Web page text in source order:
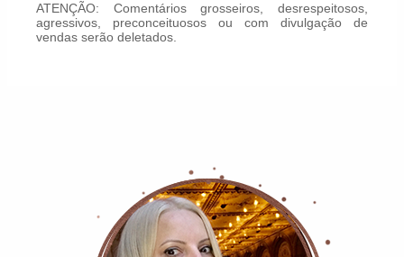
ATENÇÃO: Comentários grosseiros, desrespeitosos,
agressivos, preconceituosos ou com divulgação de
vendas serão deletados.